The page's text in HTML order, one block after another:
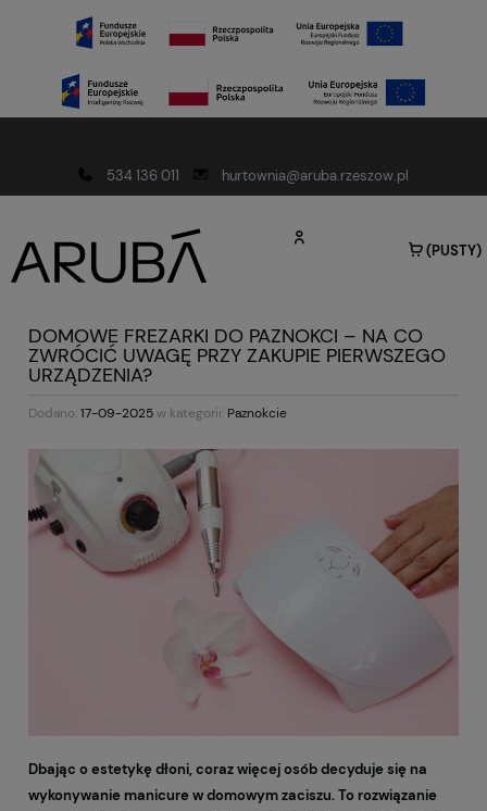
534 136 011
hurtownia@aruba.rzeszow.pl
(PUSTY)
DOMOWE FREZARKI DO PAZNOKCI – NA CO
ZWRÓCIĆ UWAGĘ PRZY ZAKUPIE PIERWSZEGO
URZĄDZENIA?
Dodano:17-09-2025w kategorii: Paznokcie
Dbając o estetykę dłoni, coraz więcej osób decyduje się na
wykonywanie manicure w domowym zaciszu. To rozwiązanie